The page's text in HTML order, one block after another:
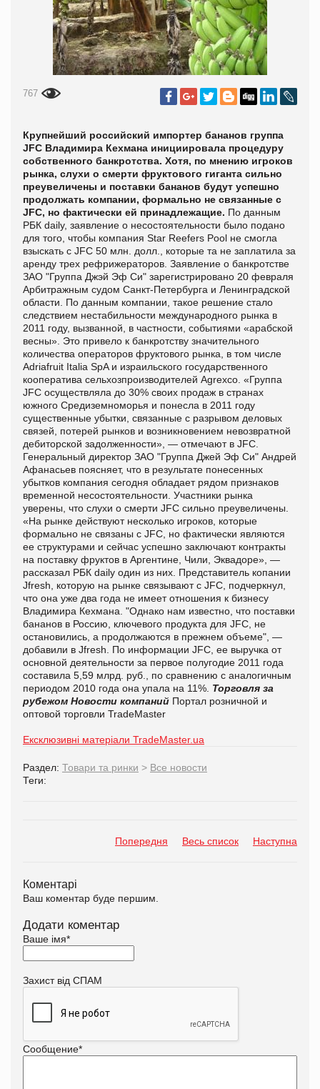
767
Крупнейший российский импортер бананов группа
JFC Владимира Кехмана инициировала процедуру
соб­ственного банкротства. Хотя, по мнению игроков
рынка, слухи о смерти фруктового гиганта сильно
преувеличены и поставки бананов будут успешно
продолжать компании, формально не связанные с
JFC, но фактически ей принадлежащие. По данным
РБК daily, заявление о несостоятельности было подано
для того, чтобы компания Star Reefers Pool не смогла
взыскать с JFC 50 млн. долл., которые та не заплатила за
аренду трех рефрижераторов. Заявление о банкротстве
ЗАО "Группа Джэй Эф Си" зарегистрировано 20 февраля
Арбитражным судом Санкт-Петербурга и Ленинградской
области. По данным компании, такое решение стало
следствием нестабильности международного рынка в
2011 году, вызванной, в частности, событиями «арабской
весны». Это привело к банкротству значительного
количества операторов фруктового рынка, в том числе
Adriafruit Italia SpA и израильского государственного
кооператива сельхоз­производителей Agrexco. «Группа
JFC осуществляла до 30% своих продаж в странах
южного Среди­земноморья и понесла в 2011 году
существенные убытки, связанные с разрывом деловых
связей, потерей рынков и возникновением невозвратной
дебиторской задолженности», — отмечают в JFC.
Генеральный директор ЗАО "Группа Джей Эф Си" Андрей
Афанасьев поясняет, что в результате понесенных
убытков компания сегодня обладает рядом признаков
временной несостоятельности. Участники рынка
уверены, что слухи о смерти JFC сильно преувеличены.
«На рынке действуют несколько игроков, которые
формально не связаны с JFC, но фактически являются
ее структурами и сейчас успешно заключают контракты
на поставку фруктов в Аргентине, Чили, Эквадоре», —
рассказал РБК daily один из них. Представитель копании
Jfresh, которую на рынке связывают с JFC, подчеркнул,
что она уже два года не имеет отношения к бизнесу
Владимира Кехмана. "Однако нам известно, что поставки
бананов в Россию, ключевого продукта для JFC, не
остановились, а продолжаются в прежнем объеме", —
добавили в Jfresh.
По информации JFC, ее выручка от
основной деятельности за первое полугодие 2011 года
составила 5,59 млрд. руб., по сравнению с аналогичным
периодом 2010 года она упала на 11%. Торговля за
рубежом Новости компаний Портал розничной и
оптовой торговли TradeMaster
Ексклюзивні матеріали TradeMaster.ua
Раздел: Товари та ринки > Все новости
Теги:
Попередня Весь список Наступна
Коментарі
Ваш коментар буде першим.
Додати коментар
Ваше імя*
Захист від СПАМ
Сообщение*